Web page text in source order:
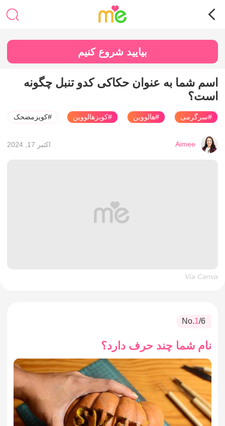
بیایید شروع کنیم
اسم شما به عنوان حکاکی کدو تنبل چگونه
است؟
#سرگرمی #هالووین #کویزهالووین #کویزمضحک
Aimee اکتبر 17, 2024
Vía Canva
No.1/6
نام شما چند حرف دارد؟